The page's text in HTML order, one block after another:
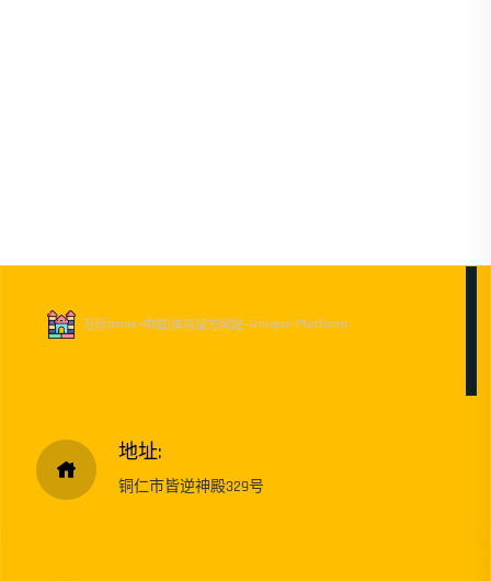
地址:
铜仁市皆逆神殿329号